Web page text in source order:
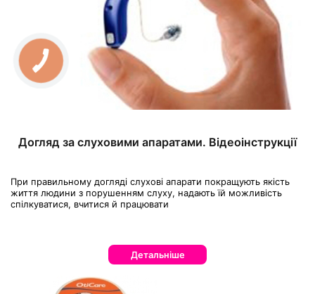
Догляд за слуховими апаратами. Відеоінструкції
При правильному догляді слухові апарати покращують якість
життя людини з порушенням слуху, надають їй можливість
спілкуватися, вчитися й працювати
Детальніше